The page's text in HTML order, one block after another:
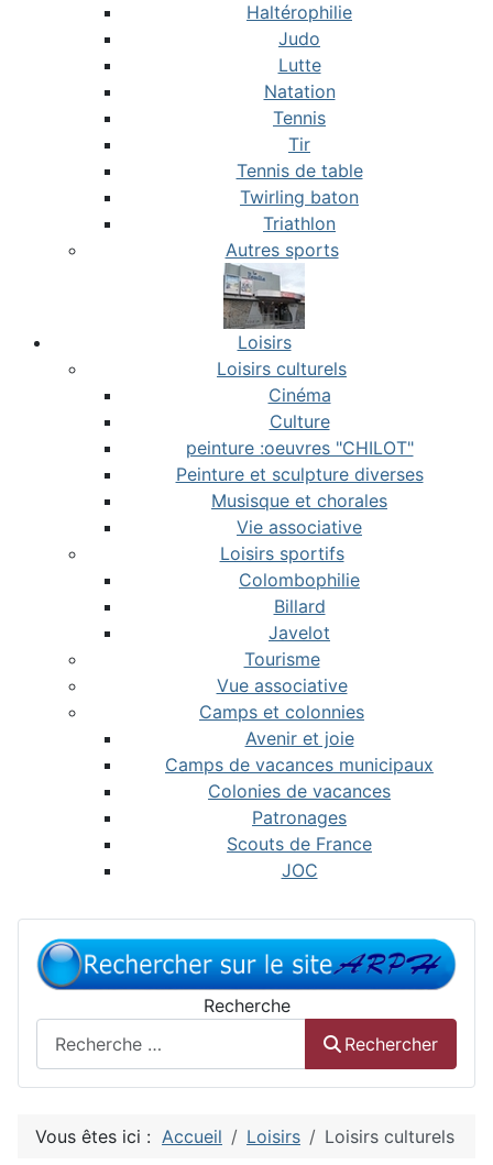
Haltérophilie
Judo
Lutte
Natation
Tennis
Tir
Tennis de table
Twirling baton
Triathlon
Autres sports
Loisirs
Loisirs culturels
Cinéma
Culture
peinture :oeuvres "CHILOT"
Peinture et sculpture diverses
Musisque et chorales
Vie associative
Loisirs sportifs
Colombophilie
Billard
Javelot
Tourisme
Vue associative
Camps et colonnies
Avenir et joie
Camps de vacances municipaux
Colonies de vacances
Patronages
Scouts de France
JOC
Recherche
Rechercher
Vous êtes ici : Accueil Loisirs Loisirs culturels